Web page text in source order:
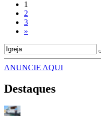
1
2
3
»
ANUNCIE AQUI
Destaques